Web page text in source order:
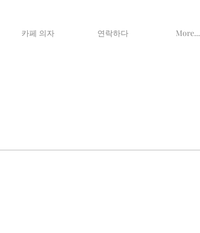
카페 의자 연락하다 More...